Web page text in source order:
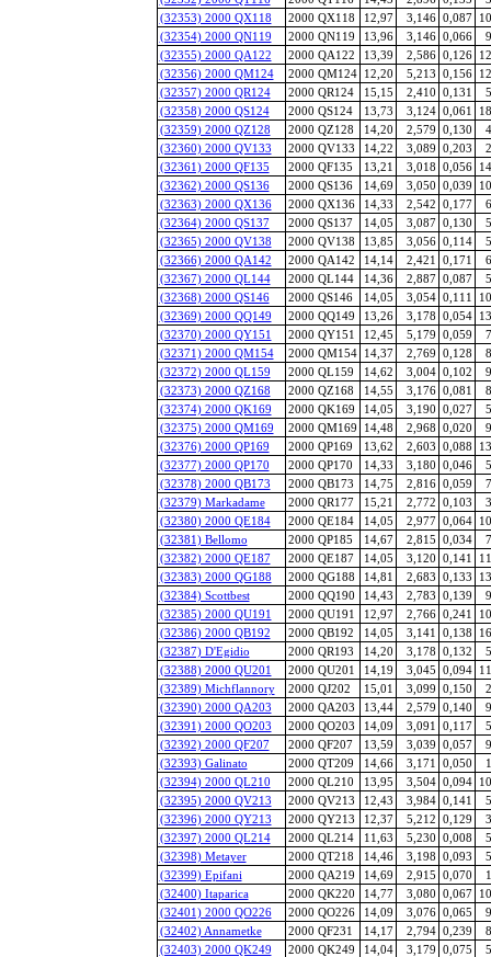
(32353) 2000 QX118
2000 QX118 12,97 3,146 0,087
(32354) 2000 QN119
2000 QN119 13,96 3,146 0,066
(32355) 2000 QA122
2000 QA122 13,39 2,586 0,126
(32356) 2000 QM124
2000 QM124 12,20 5,213 0,156
(32357) 2000 QR124
2000 QR124 15,15 2,410 0,131
(32358) 2000 QS124
2000 QS124 13,73 3,124 0,061
(32359) 2000 QZ128
2000 QZ128 14,20 2,579 0,130
(32360) 2000 QV133
2000 QV133 14,22 3,089 0,203
(32361) 2000 QF135
2000 QF135 13,21 3,018 0,056
(32362) 2000 QS136
2000 QS136 14,69 3,050 0,039
(32363) 2000 QX136
2000 QX136 14,33 2,542 0,177
(32364) 2000 QS137
2000 QS137 14,05 3,087 0,130
(32365) 2000 QV138
2000 QV138 13,85 3,056 0,114
(32366) 2000 QA142
2000 QA142 14,14 2,421 0,171
(32367) 2000 QL144
2000 QL144 14,36 2,887 0,087
(32368) 2000 QS146
2000 QS146 14,05 3,054 0,111
(32369) 2000 QQ149
2000 QQ149 13,26 3,178 0,054
(32370) 2000 QY151
2000 QY151 12,45 5,179 0,059
(32371) 2000 QM154
2000 QM154 14,37 2,769 0,128
(32372) 2000 QL159
2000 QL159 14,62 3,004 0,102
(32373) 2000 QZ168
2000 QZ168 14,55 3,176 0,081
(32374) 2000 QK169
2000 QK169 14,05 3,190 0,027
(32375) 2000 QM169
2000 QM169 14,48 2,968 0,020
(32376) 2000 QP169
2000 QP169 13,62 2,603 0,088
(32377) 2000 QP170
2000 QP170 14,33 3,180 0,046
(32378) 2000 QB173
2000 QB173 14,75 2,816 0,059
(32379) Markadame
2000 QR177 15,21 2,772 0,103
(32380) 2000 QE184
2000 QE184 14,05 2,977 0,064
(32381) Bellomo
2000 QP185 14,67 2,815 0,034
(32382) 2000 QE187
2000 QE187 14,05 3,120 0,141
(32383) 2000 QG188
2000 QG188 14,81 2,683 0,133
(32384) Scottbest
2000 QQ190 14,43 2,783 0,139
(32385) 2000 QU191
2000 QU191 12,97 2,766 0,241
(32386) 2000 QB192
2000 QB192 14,05 3,141 0,138
(32387) D'Egidio
2000 QR193 14,20 3,178 0,132
(32388) 2000 QU201
2000 QU201 14,19 3,045 0,094
(32389) Michflannory
2000 QJ202 15,01 3,099 0,150
(32390) 2000 QA203
2000 QA203 13,44 2,579 0,140
(32391) 2000 QO203
2000 QO203 14,09 3,091 0,117
(32392) 2000 QF207
2000 QF207 13,59 3,039 0,057
(32393) Galinato
2000 QT209 14,66 3,171 0,050
(32394) 2000 QL210
2000 QL210 13,95 3,504 0,094
(32395) 2000 QV213
2000 QV213 12,43 3,984 0,141
(32396) 2000 QY213
2000 QY213 12,37 5,212 0,129
(32397) 2000 QL214
2000 QL214 11,63 5,230 0,008
(32398) Metayer
2000 QT218 14,46 3,198 0,093
(32399) Epifani
2000 QA219 14,69 2,915 0,070
(32400) Itaparica
2000 QK220 14,77 3,080 0,067
(32401) 2000 QO226
2000 QO226 14,09 3,076 0,065
(32402) Annametke
2000 QF231 14,17 2,794 0,239
(32403) 2000 QK249
2000 QK249 14,04 3,179 0,075